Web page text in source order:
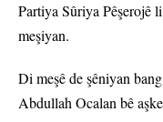
Partiya Sûriya Pêşerojê
meşiyan.
Di meşê de şêniyan
Abdullah Ocalan bê